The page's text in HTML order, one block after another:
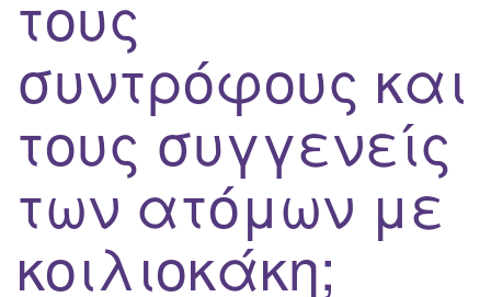
συντρόφους και
τους συγγενείς
των ατόμων με
κοιλιοκάκη;